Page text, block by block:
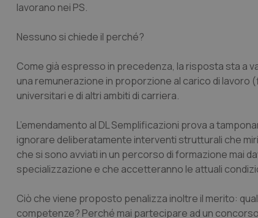
lavorano nei PS.
Nessuno si chiede il perché?
Come già espresso in precedenza, la risposta sta a
una remunerazione in proporzione al carico di
universitari e di altri ambiti di carriera.
L’emendamento al DL Semplificazioni prova a
ignorare deliberatamente interventi strutturali che
che si sono avviati in un percorso di formazione mai
specializzazione e che accetteranno le attuali
Ciò che viene proposto penalizza inoltre il merito:
competenze? Perché mai partecipare ad un